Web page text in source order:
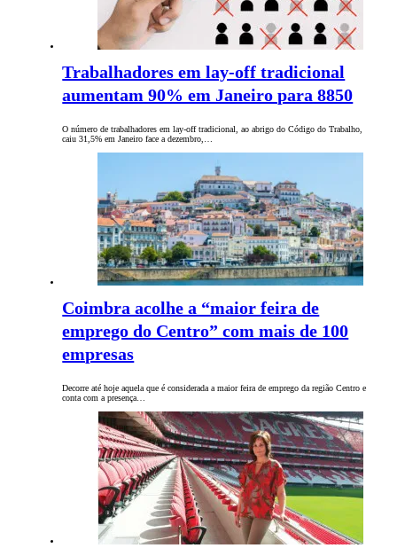
Trabalhadores em lay-off tradicional
aumentam 90% em Janeiro para 8850
O número de trabalhadores em lay-off tradicional, ao abrigo do Código do Trabalho,
caiu 31,5% em Janeiro face a dezembro,…
Coimbra acolhe a “maior feira de
emprego do Centro” com mais de 100
empresas
Decorre até hoje aquela que é considerada a maior feira de emprego da região Centro e
conta com a presença…